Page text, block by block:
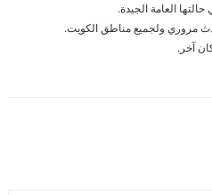
العامة الجيدة.
مروري ولجميع مناطق الكويت.
آخر.